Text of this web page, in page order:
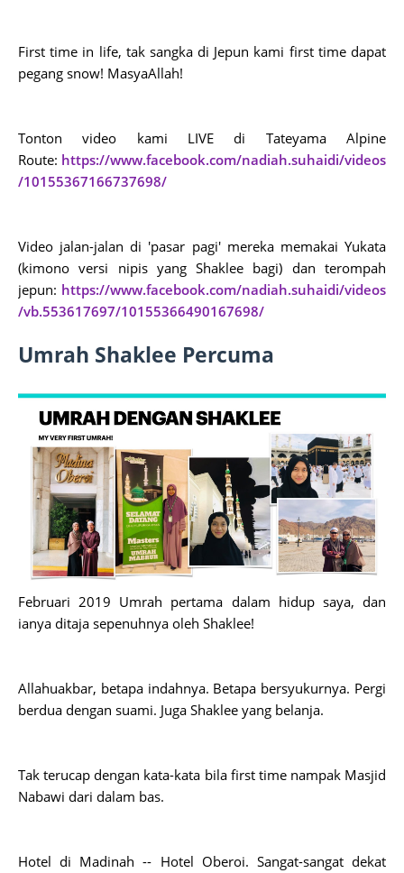
First time in life, tak sangka di Jepun kami first time dapat
pegang snow! MasyaAllah!
Tonton video kami LIVE di Tateyama Alpine
Route: https://www.facebook.com/nadiah.suhaidi/videos
/10155367166737698/
Video jalan-jalan di 'pasar pagi' mereka memakai Yukata
(kimono versi nipis yang Shaklee bagi) dan terompah
jepun: https://www.facebook.com/nadiah.suhaidi/videos
/vb.553617697/10155366490167698/
Umrah Shaklee Percuma
Februari 2019 Umrah pertama dalam hidup saya, dan
ianya ditaja sepenuhnya oleh Shaklee!
Allahuakbar, betapa indahnya. Betapa bersyukurnya. Pergi
berdua dengan suami. Juga Shaklee yang belanja.
Tak terucap dengan kata-kata bila first time nampak Masjid
Nabawi dari dalam bas.
Hotel di Madinah -- Hotel Oberoi. Sangat-sangat dekat